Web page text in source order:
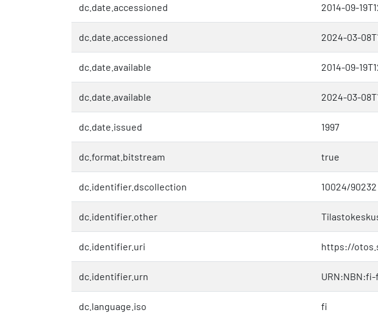
dc.date.accessioned 2014-09-
dc.date.accessioned 2024-03-
dc.date.available 2014-09-
dc.date.available 2024-03-
dc.date.issued 1997
dc.format.bitstream true
dc.identifier.dscollection 10024/90232
dc.identifier.other
dc.identifier.uri https://
dc.identifier.urn URN:NBN:fi-
dc.language.iso fi